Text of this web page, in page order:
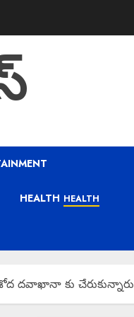
HEALTH HEALTH
దవాఖానా కు చేరుకున్నారు